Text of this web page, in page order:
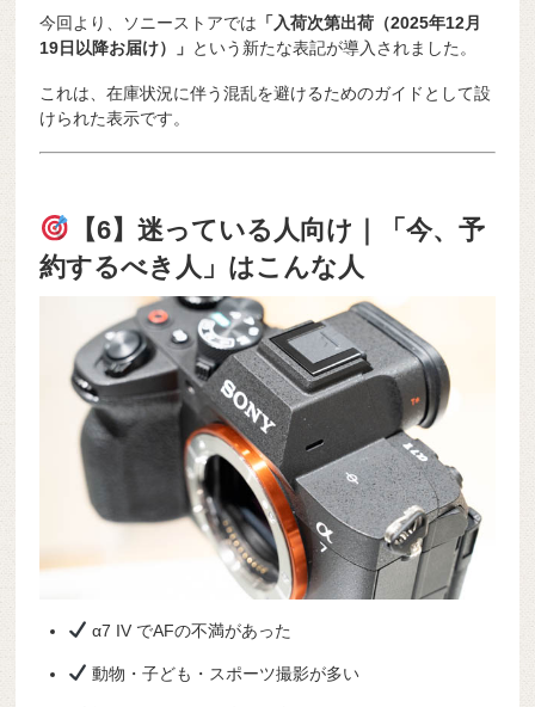
今回より、ソニーストアでは 「入荷次第出荷（2025年12月
19日以降お届け）」 という新たな表記が導入されました。
これは、在庫状況に伴う混乱を避けるためのガイドとして設
けられた表示です。
【6】迷っている人向け｜「今、予
約するべき人」はこんな人
α7 IV でAFの不満があった
動物・子ども・スポーツ撮影が多い